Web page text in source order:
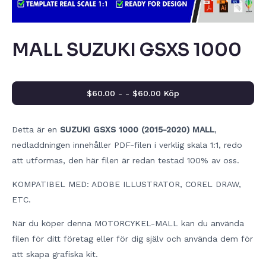
MALL SUZUKI GSXS 1000
Detta är en SUZUKI GSXS 1000 (2015-2020) MALL,
nedladdningen innehåller PDF-filen i verklig skala 1:1, redo
att utformas, den här filen är redan testad 100% av oss.
KOMPATIBEL MED: ADOBE ILLUSTRATOR, COREL DRAW,
ETC.
När du köper denna MOTORCYKEL-MALL kan du använda
filen för ditt företag eller för dig själv och använda dem för
att skapa grafiska kit.
$60.00 - - $60.00 Köp